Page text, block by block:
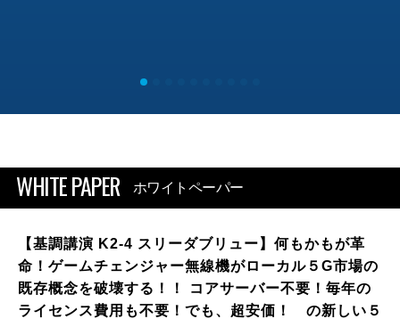
WHITE PAPER ホワイトペーパー
【基調講演 K2-4 スリーダブリュー】何もかもが革
命！ゲームチェンジャー無線機がローカル５G市場の
既存概念を破壊する！！ コアサーバー不要！毎年の
ライセンス費用も不要！でも、超安価！ の新しい５